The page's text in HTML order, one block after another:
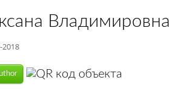
2018